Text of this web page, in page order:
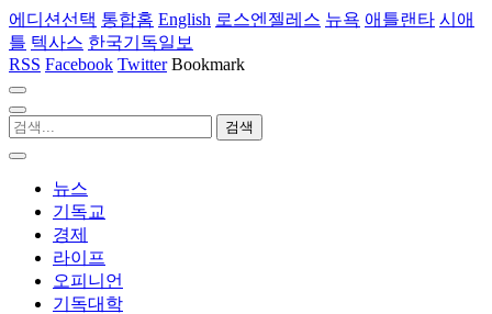
에디션선택 통합홈 English 로스엔젤레스 뉴욕 애틀랜타 시애
틀 텍사스 한국기독일보
RSS Facebook Twitter Bookmark
뉴스
기독교
경제
라이프
오피니언
기독대학